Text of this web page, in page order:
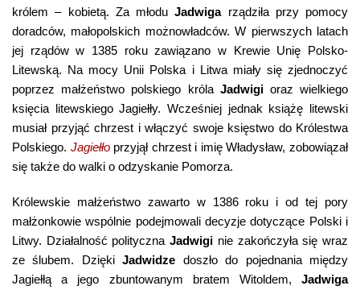
królem – kobietą. Za młoduJadwigarządziła przy pomocy
doradców, małopolskich możnowładców. W pierwszych latach
jej rządów w 1385 roku zawiązano w Krewie Unię Polsko-
Litewską. Na mocy Unii Polska i Litwa miały się zjednoczyć
poprzez małżeństwo polskiego króla Jadwigioraz wielkiego
księcia litewskiego Jagiełły. Wcześniej jednak książę litewski
musiał przyjąć chrzest i włączyć swoje księstwo do Królestwa
Polskiego. Jagiełłoprzyjął chrzest i imię Władysław, zobowiązał
się także do walki o odzyskanie Pomorza.
Królewskie małżeństwo zawarto w 1386 roku i od tej pory
małżonkowie wspólnie podejmowali decyzje dotyczące Polski i
Litwy. Działalność politycznaJadwigi nie zakończyła się wraz
ze ślubem. DziękiJadwidze doszło do pojednania między
Jagiełłą a jego zbuntowanym bratem Witoldem, Jadwiga